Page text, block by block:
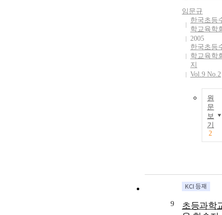
임문규
한국초등
학교육학
2005
한국초등
학교육학
지
Vol.9 No.2
원
문
보
기
2
9
초등과학